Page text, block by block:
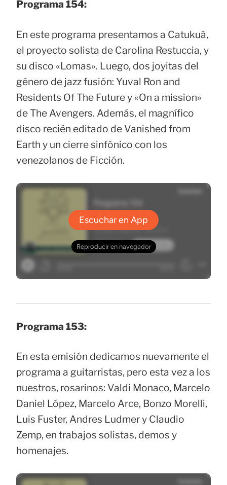
Programa 154:
En este programa presentamos a Catukuá,
el proyecto solista de Carolina Restuccia, y
su disco «Lomas». Luego, dos joyitas del
género de jazz fusión: Yuval Ron and
Residents Of The Future y «On a mission»
de The Avengers. Además, el magnífico
disco recién editado de Vanished from
Earth y un cierre sinfónico con los
venezolanos de Ficción.
Programa 153:
En esta emisión dedicamos nuevamente el
programa a guitarristas, pero esta vez a los
nuestros, rosarinos: Valdi Monaco, Marcelo
Daniel López, Marcelo Arce, Bonzo Morelli,
Luis Fuster, Andres Ludmer y Claudio
Zemp, en trabajos solistas, demos y
homenajes.